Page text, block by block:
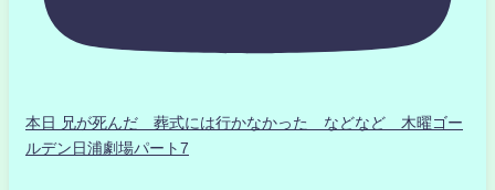
本日 兄が死んだ 葬式には行かなかった などなど 木曜ゴー
ルデン日浦劇場パート7